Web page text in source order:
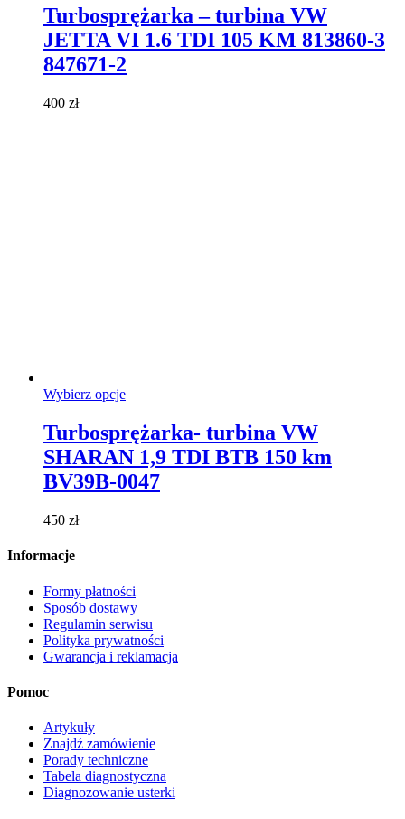
ma
wiele
wariantów.
Opcje
można
Turbosprężarka – turbina VW
JETTA VI 1.6 TDI 105 KM 813860-3
847671-2
400 zł
Wybierz opcjeTen
wiele
wariantów.
Opcje
można
Turbosprężarka- turbina VW
SHARAN 1,9 TDI BTB 150 km
BV39B-0047
450 zł
Informacje
Formy płatności
Sposób dostawy
Regulamin serwisu
Polityka prywatności
Gwarancja i reklamacja
Pomoc
Artykuły
Znajdź zamówienie
Porady techniczne
Tabela diagnostyczna
Diagnozowanie usterki